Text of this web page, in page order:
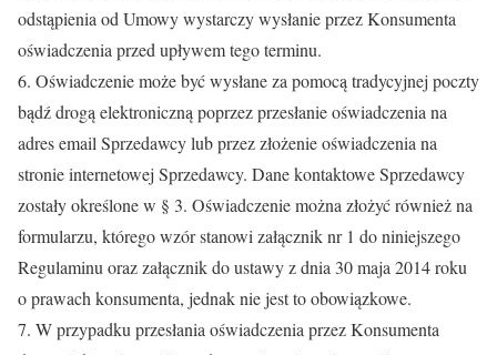
odstąpienia od Umowy wystarczy wysłanie przez Konsumenta
oświadczenia przed upływem tego terminu.
6. Oświadczenie może być wysłane za pomocą tradycyjnej poczty
bądź drogą elektroniczną poprzez przesłanie oświadczenia na
adres email Sprzedawcy lub przez złożenie oświadczenia na
stronie internetowej Sprzedawcy. Dane kontaktowe Sprzedawcy
zostały określone w § 3. Oświadczenie można złożyć również na
formularzu, którego wzór stanowi załącznik nr 1 do niniejszego
Regulaminu oraz załącznik do ustawy z dnia 30 maja 2014 roku
o prawach konsumenta, jednak nie jest to obowiązkowe.
7. W przypadku przesłania oświadczenia przez Konsumenta